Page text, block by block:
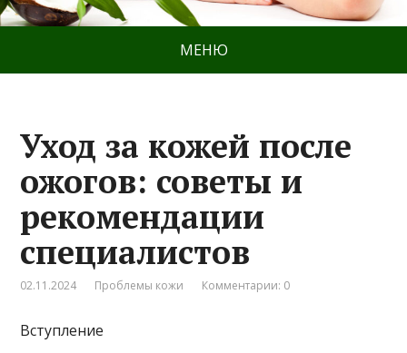
МЕНЮ
Уход за кожей после
ожогов: советы и
рекомендации
специалистов
02.11.2024 Проблемы кожи Комментарии: 0
Вступление